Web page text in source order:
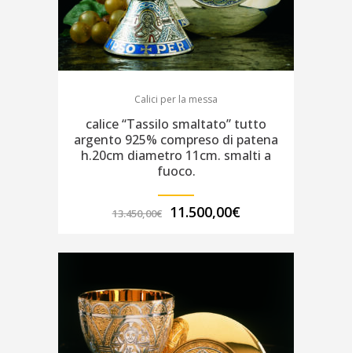
Calici per la messa
calice “Tassilo smaltato” tutto
argento 925% compreso di patena
h.20cm diametro 11cm. smalti a
fuoco.
13.450,00€
Il
era:
11.500,00€Il
è: